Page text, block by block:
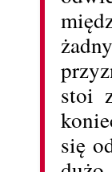
stoi
się